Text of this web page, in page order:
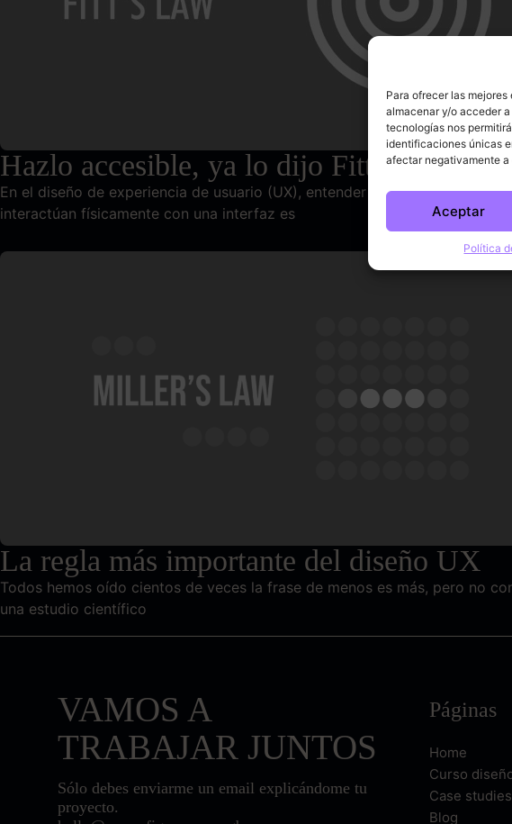
Para ofrecer las
almacenar y/o acceder
tecnologías nos
identificaciones únicas
afectar negativamente
Aceptar
Política
Hazlo accesible, ya lo dijo Fitt’s
En el diseño de experiencia de usuario (UX), entender cómo los usuarios
interactúan físicamente con una interfaz es
La regla más importante del diseño UX
Todos hemos oído cientos de veces la frase de menos es más, pero no
una estudio científico
VAMOS A
TRABAJAR JUNTOS
Sólo debes enviarme un email explicándome tu
proyecto.
Páginas
Home
Curso
Case studies
Blog